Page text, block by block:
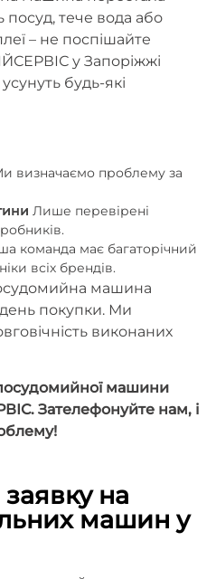
тече вода або
– не поспішайте
у Запоріжжі
будь-які
визначаємо проблему за
Лише перевірені
команда має багаторічний
всіх брендів.
машина
покупки. Ми
виконаних
машини
Зателефонуйте нам, і
на
машин у